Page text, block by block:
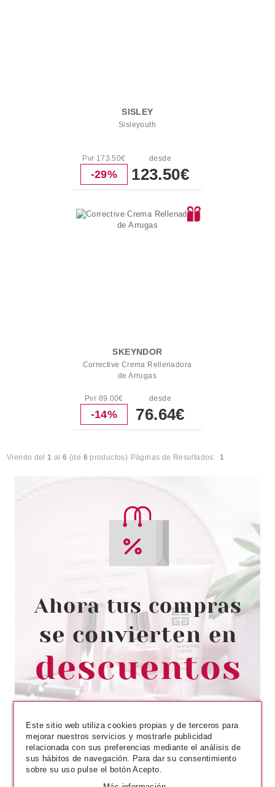
SISLEY
Sisleyouth
Pvr 173.50€
-29%
desde
123.50€
SKEYNDOR
Corrective Crema Rellenadora
de Arrugas
Pvr 89.00€
-14%
desde
76.64€
Viendo del1 al6 (de 6 productos) Páginas de Resultados: 1
Este sitio web utiliza cookies propias y de terceros para
mejorar nuestros servicios y mostrarle publicidad
relacionada con sus preferencias mediante el análisis de
sus hábitos de navegación. Para dar su consentimiento
sobre su uso pulse el botón Acepto.